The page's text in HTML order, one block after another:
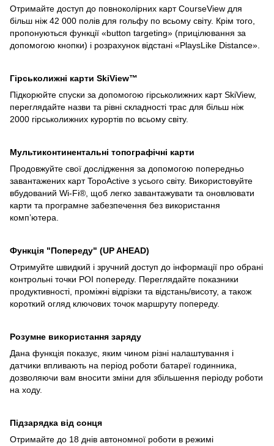
Отримайте доступ до повноколірних карт CourseView для
більш ніж 42 000 полів для гольфу по всьому світу. Крім того,
пропонуються функції «button targeting» (прицілювання за
допомогою кнопки) і розрахунок відстані «PlaysLike Distance».
Гірськолижні карти SkiView™
Підкорюйте спуски за допомогою гірськолижних карт SkiView,
переглядайте назви та рівні складності трас для більш ніж
2000 гірськолижних курортів по всьому світу.
Мультиконтинентальні топографічні карти
Продовжуйте свої дослідження за допомогою попередньо
завантажених карт TopoActive з усього світу. Використовуйте
вбудований Wi-Fi®, щоб легко завантажувати та оновлювати
карти та програмне забезпечення без використання
комп’ютера.
Функція "Попереду" (UP AHEAD)
Отримуйте швидкий і зручний доступ до інформації про обрані
контрольні точки POI попереду. Переглядайте показники
продуктивності, проміжні відрізки та відстань/висоту, а також
короткий огляд ключових точок маршруту попереду.
Розумне використання заряду
Дана функція показує, яким чином різні налаштування і
датчики впливають на період роботи батареї годинника,
дозволяючи вам вносити зміни для збільшення періоду роботи
на ходу.
Підзарядка від сонця
Отримайте до 18 днів автономної роботи в режимі